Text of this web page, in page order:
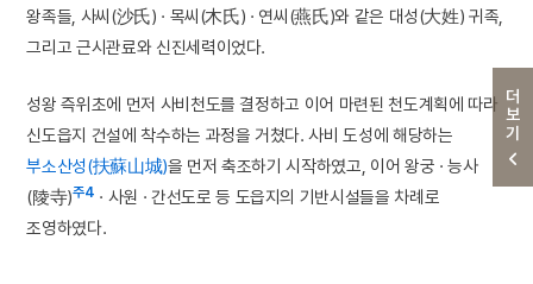
더보기
왕족들, 사씨(沙氏) · 목씨(木氏) · 연씨(燕氏)와 같은 대성(大姓) 귀족,
그리고 근시관료와 신진세력이었다.
성왕 즉위초에 먼저 사비천도를 결정하고 이어 마련된 천도계획에 따라
신도읍지 건설에 착수하는 과정을 거쳤다. 사비 도성에 해당하는
부소산성(扶蘇山城)을 먼저 축조하기 시작하였고, 이어 왕궁 · 능사
(陵寺)주4 · 사원 · 간선도로 등 도읍지의 기반시설들을 차례로
조영하였다.